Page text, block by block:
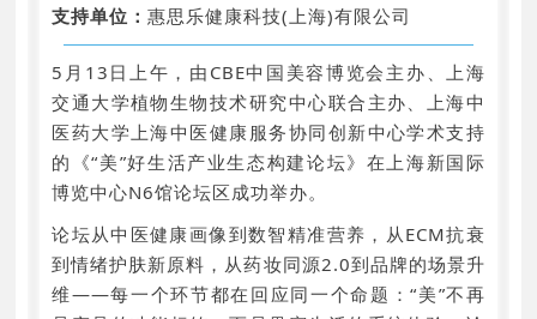
支持单位：惠思乐健康科技(上海)有限公司
5月13日上午，由CBE中国美容博览会主办、上海
交通大学植物生物技术研究中心联合主办、上海中
医药大学上海中医健康服务协同创新中心学术支持
的《“美”好生活产业生态构建论坛》在上海新国际
博览中心N6馆论坛区成功举办。
论坛从中医健康画像到数智精准营养，从ECM抗衰
到情绪护肤新原料，从药妆同源2.0到品牌的场景升
维——每一个环节都在回应同一个命题：“美”不再